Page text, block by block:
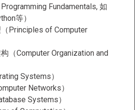
Fundamentals, 如
等）
Principles of Computer
（Computer Organization and
Systems）
Networks）
Systems）